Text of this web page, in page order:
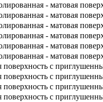
- матовая
- матовая
- матовая
- матовая
- матовая
- матовая
поверхность с
поверхность с
поверхность с
поверхность с